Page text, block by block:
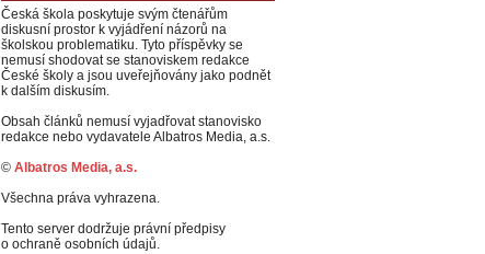
Česká škola poskytuje svým čtenářům
diskusní prostor k vyjádření názorů na
školskou problematiku. Tyto příspěvky se
nemusí shodovat se stanoviskem redakce
České školy a jsou uveřejňovány jako podnět
k dalším diskusím.
Obsah článků nemusí vyjadřovat stanovisko
redakce nebo vydavatele Albatros Media, a.s.
© Albatros Media, a.s.
Všechna práva vyhrazena.
Tento server dodržuje právní předpisy
o ochraně osobních údajů.